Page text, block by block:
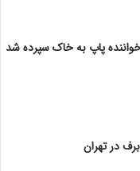
خواننده پاپ به خاک سپرده شد
در تهران